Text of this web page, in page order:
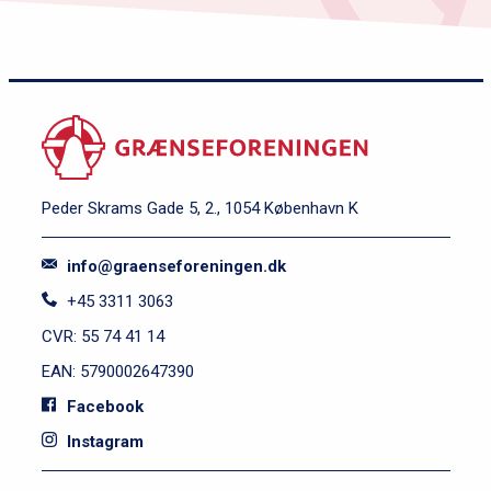
Rajah Scheepers svarer: Hvad
Danmark?
Sissel-Jo Gazan svarer: Hvad
holder du mest af ved
Tyskland?
Phillipp Schröder svarer:
Hvad holder du mest af ved
Danmark?
Simone Boye Sørensen svarer:
Peder Skrams Gade 5, 2., 1054 København K
info@graenseforeningen.dk
+45 3311 3063
CVR: 55 74 41 14
EAN: 5790002647390
Facebook
Instagram